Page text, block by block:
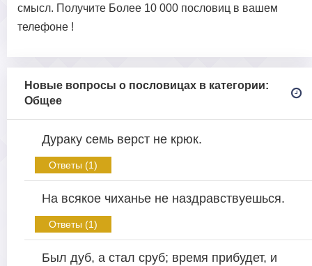
смысл. Получите Более 10 000 пословиц в вашем
телефоне !
Новые вопросы о пословицах в категории:
Общее
Дураку семь верст не крюк.
Ответы (1)
На всякое чиханье не наздравствуешься.
Ответы (1)
Был дуб, а стал сруб; время прибудет, и